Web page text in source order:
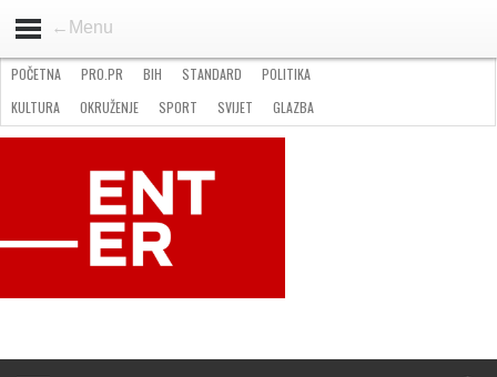
←Menu
STANDARD
GOSPODARSTVO
OKRUŽENJE
POČETNA PRO.PR BIH STANDARD
POLITIKA
KULTURA
OKRUŽENJE SPORT SVIJET
GLAZBA
NATJEČAJI
FILMING LOCATION IN BH KONTAKT